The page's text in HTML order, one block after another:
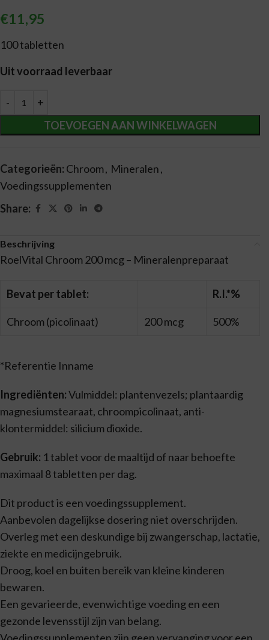
€11,95
100 tabletten
Uit voorraad leverbaar
TOEVOEGEN AAN WINKELWAGEN
Alternative:
Categorieën: Chroom, Mineralen,
Voedingssupplementen
Share:
Beschrijving
RoelVital Chroom 200 mcg – Mineralenpreparaat
Bevat per tablet: R.I.*%
Chroom (picolinaat) 200 mcg 500%
*Referentie Inname
Ingrediënten:Vulmiddel: plantenvezels; plantaardig
magnesiumstearaat, chroompicolinaat, anti-
klontermiddel: silicium dioxide.
Gebruik: 1 tablet voor de maaltijd of naar behoefte
maximaal 8 tabletten per dag.
Dit product is een voedingssupplement.
Aanbevolen dagelijkse dosering niet overschrijden.
Overleg met een deskundige bij zwangerschap, lactatie,
ziekte en medicijngebruik.
Droog, koel en buiten bereik van kleine kinderen
bewaren.
Een gevarieerde, evenwichtige voeding en een
gezonde levensstijl zijn van belang.